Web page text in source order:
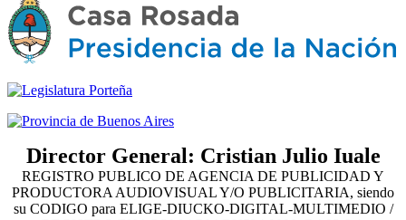
Director General: Cristian Julio Iuale
REGISTRO PUBLICO DE AGENCIA DE PUBLICIDAD Y
PRODUCTORA AUDIOVISUAL Y/O PUBLICITARIA, siendo
su CODIGO para ELIGE-DIUCKO-DIGITAL-MULTIMEDIO /